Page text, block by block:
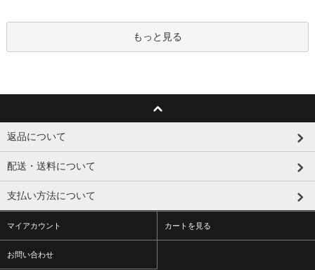
もっと見る
返品について
配送・送料について
支払い方法について
マイアカウント カートを見る
お問い合わせ